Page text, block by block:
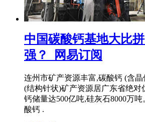
中国碳酸钙基地大比
强？_网易订阅
连州市矿产资源丰富,碳酸钙 (含
(结构针状)矿产资源居广东省绝对
钙储量达500亿吨,硅灰石8000万
酸钙 .